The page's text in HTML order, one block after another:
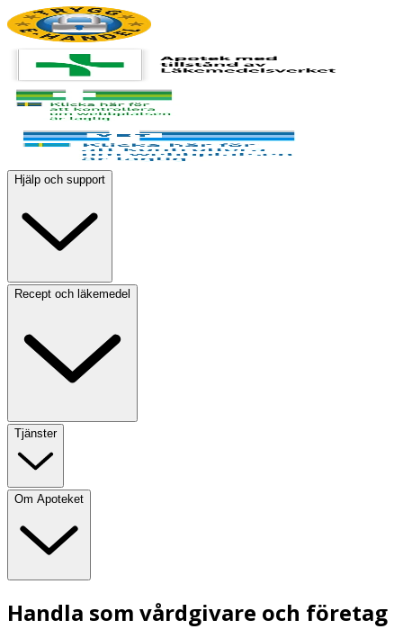
Hjälp och support
Recept och läkemedel
Tjänster
Om Apoteket
Handla som vårdgivare och företag